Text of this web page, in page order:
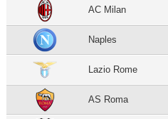
AC Milan
Naples
Lazio Rome
AS Roma